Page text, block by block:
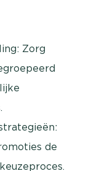
Zorg
de